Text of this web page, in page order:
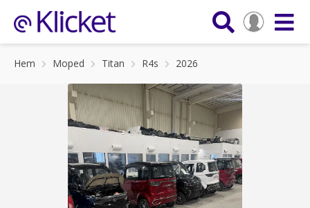
Hem Moped Titan R4s 2026